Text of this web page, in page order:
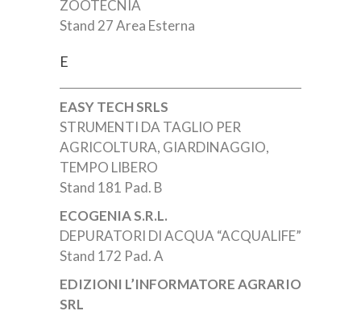
ZOOTECNIA
Stand 27 Area Esterna
E
EASY TECH SRLS
STRUMENTI DA TAGLIO PER
AGRICOLTURA, GIARDINAGGIO,
TEMPO LIBERO
Stand 181 Pad. B
ECOGENIA S.R.L.
DEPURATORI DI ACQUA “ACQUALIFE”
Stand 172 Pad. A
EDIZIONI L’INFORMATORE AGRARIO
SRL